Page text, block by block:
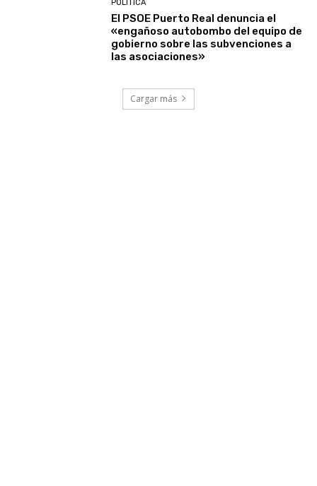
POLÍTICA
El PSOE Puerto Real denuncia el
«engañoso autobombo del equipo de
gobierno sobre las subvenciones a
las asociaciones»
Cargar más